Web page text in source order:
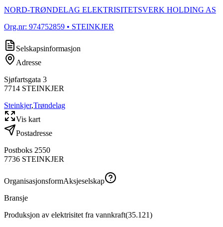
NORD-TRØNDELAG ELEKTRISITETSVERK HOLDING AS
Org.nr: 974752859 • STEINKJER
Selskapsinformasjon
Adresse
Sjøfartsgata 3
7714 STEINKJER
Steinkjer,Trøndelag
Vis kart
Postadresse
Postboks 2550
7736 STEINKJER
OrganisasjonsformAksjeselskap
Bransje
Produksjon av elektrisitet fra vannkraft(35.121)